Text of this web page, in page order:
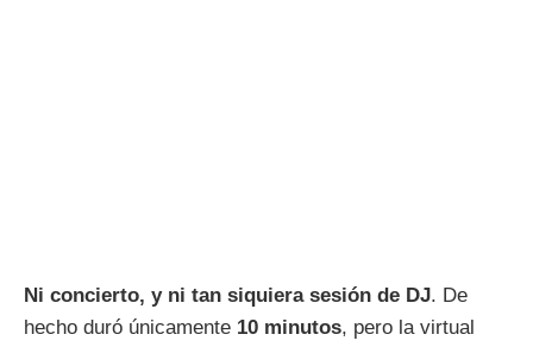
Ni concierto, y ni tan siquiera sesión de DJ. De
hecho duró únicamente 10 minutos, pero la virtual